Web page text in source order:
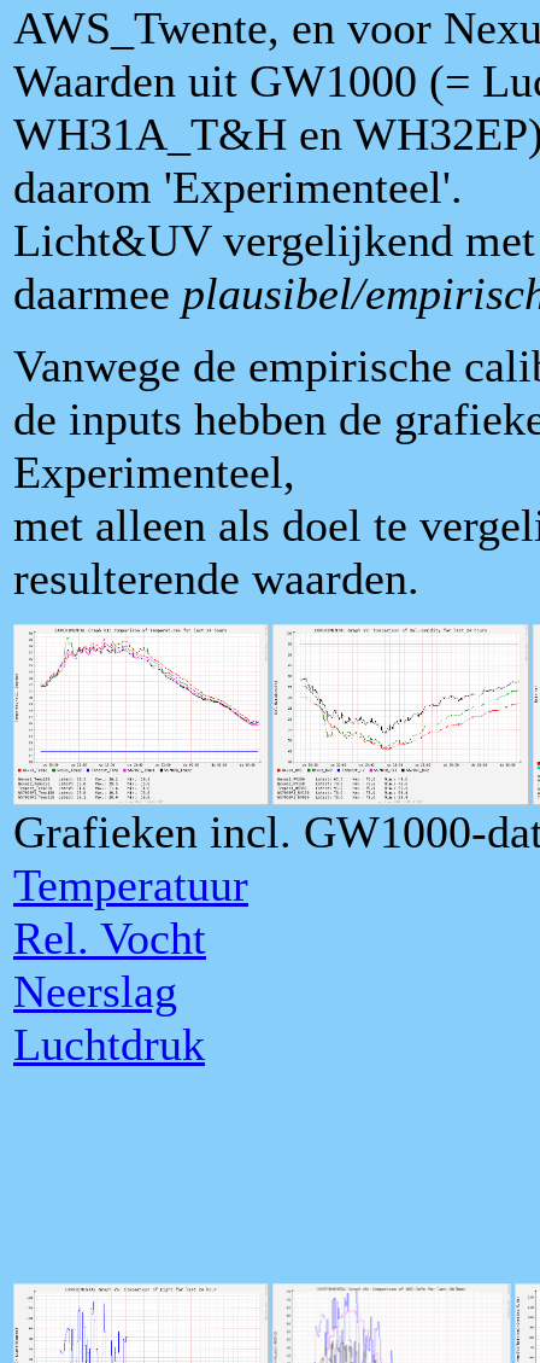
AWS_Twente, en voor
Waarden uit GW1000 (=
WH31A_T&H en
daarom 'Experimenteel'.
Licht&UV vergelijkend
daarmee plausibel/
Vanwege de empirische
de inputs hebben de
Experimenteel,
met alleen als doel te
resulterende waarden.
Grafieken incl. GW1000-
Temperatuur
Rel. Vocht
Neerslag
Luchtdruk